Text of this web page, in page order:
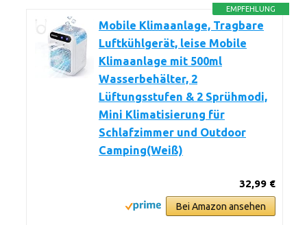
EMPFEHLUNG
Mobile Klimaanlage, Tragbare
Luftkühlgerät, leise Mobile
Klimaanlage mit 500ml
Wasserbehälter, 2
Lüftungsstufen & 2 Sprühmodi,
Mini Klimatisierung für
Schlafzimmer und Outdoor
Camping(Weiß)
32,99 €
Bei Amazon ansehen